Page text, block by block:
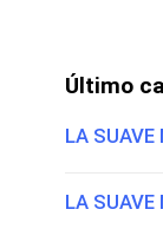
Último
LA SUAVE
LA